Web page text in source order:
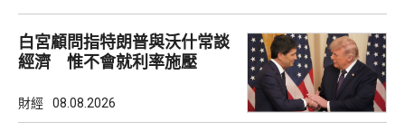
白宮顧問指特朗普與沃什常談
經濟 惟不會就利率施壓
財經 08.08.2026